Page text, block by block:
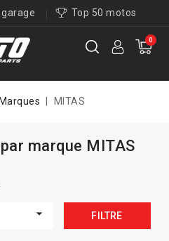
garage Top 50 motos
0
Marques MITAS
marque MITAS
 FILTRE